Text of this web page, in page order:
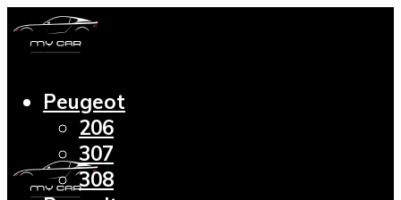
Peugeot
206
307
308